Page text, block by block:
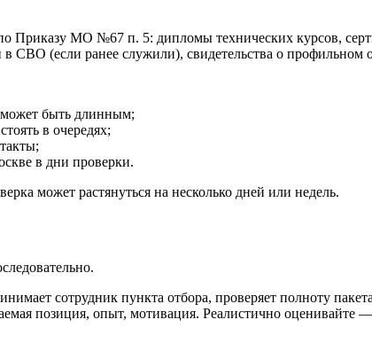
Приказу МО №67 п. 5: дипломы технических курсов,
СВО (если ранее служили), свидетельства о профильном
быть длинным;
в очередях;
в дни проверки.
может растянуться на несколько дней или недель.
сотрудник пункта отбора, проверяет полноту
позиция, опыт, мотивация. Реалистично оценивайте